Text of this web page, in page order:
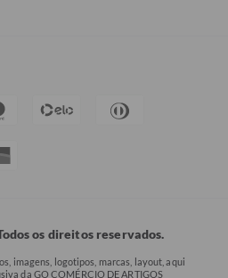
os direitos reservados.
imagens, logotipos, marcas, layout, aqui
da GO COMÉRCIO DE ARTIGOS